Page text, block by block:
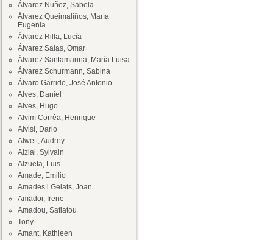
Álvarez Nuñez, Sabela
Álvarez Queimaliños, María
Eugenia
Álvarez Rilla, Lucía
Álvarez Salas, Omar
Álvarez Santamarina, María Luisa
Álvarez Schurmann, Sabina
Álvaro Garrido, José Antonio
Alves, Daniel
Alves, Hugo
Alvim Corrêa, Henrique
Alvisi, Dario
Alwett, Audrey
Alzial, Sylvain
Alzueta, Luis
Amade, Emilio
Amades i Gelats, Joan
Amador, Irene
Amadou, Safiatou
Tony
Amant, Kathleen